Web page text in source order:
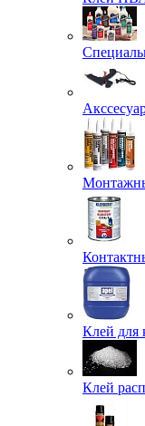
Клей для
Клей